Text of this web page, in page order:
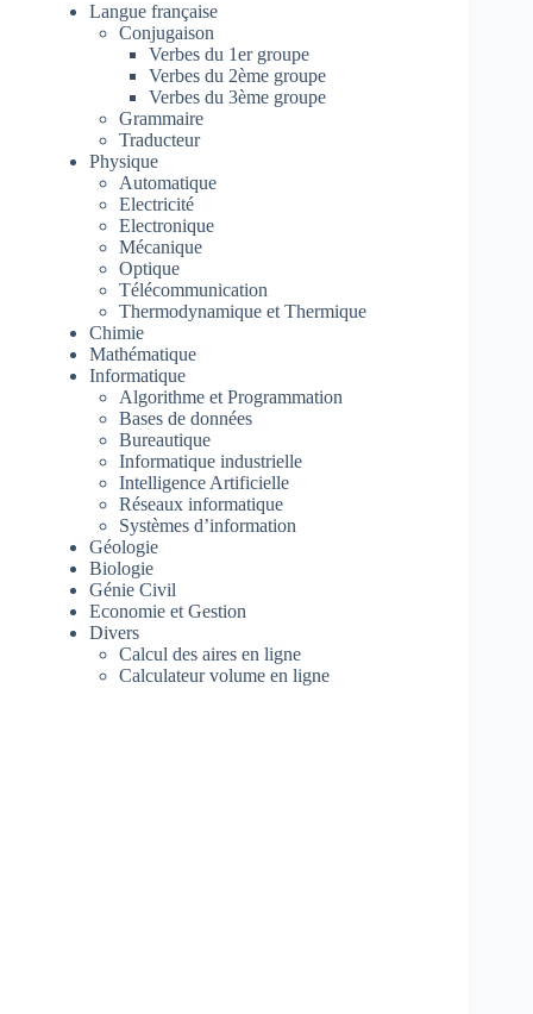
Langue française
Conjugaison
Verbes du 1er groupe
Verbes du 2ème groupe
Verbes du 3ème groupe
Grammaire
Traducteur
Physique
Automatique
Electricité
Electronique
Mécanique
Optique
Télécommunication
Thermodynamique et Thermique
Chimie
Mathématique
Informatique
Algorithme et Programmation
Bases de données
Bureautique
Informatique industrielle
Intelligence Artificielle
Réseaux informatique
Systèmes d’information
Géologie
Biologie
Génie Civil
Economie et Gestion
Divers
Calcul des aires en ligne
Calculateur volume en ligne